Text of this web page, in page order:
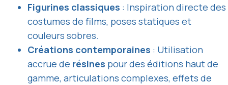
Figurines classiques : Inspiration directe des
costumes de films, poses statiques et
couleurs sobres.
Créations contemporaines : Utilisation
accrue de résines pour des éditions haut de
gamme, articulations complexes, effets de